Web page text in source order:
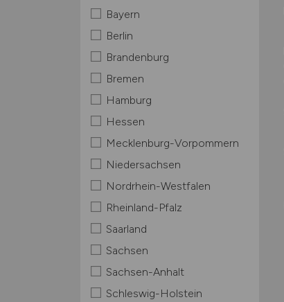
Bayern
Berlin
Brandenburg
Bremen
Hamburg
Hessen
Mecklenburg-Vorpommern
Niedersachsen
Nordrhein-Westfalen
Rheinland-Pfalz
Saarland
Sachsen
Sachsen-Anhalt
Schleswig-Holstein